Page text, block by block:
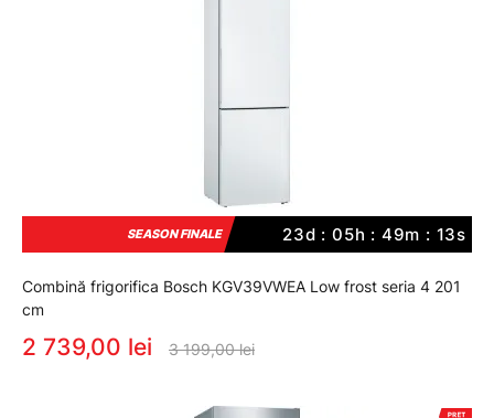
SEASON FINALE 23d : 05h : 49m : 12s
Combină frigorifica Bosch KGV39VWEA Low frost seria 4 201
cm
2 739,00 lei 3 199,00 lei